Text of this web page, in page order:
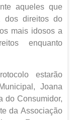
aqueles que
dos direitos do
mais idosos a
enquanto
estarão
Joana
do Consumidor,
da Associação